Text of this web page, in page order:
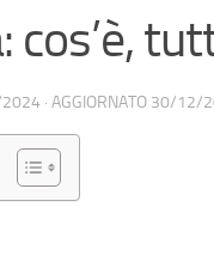
cos’è,
· AGGIORNATO 30/12/